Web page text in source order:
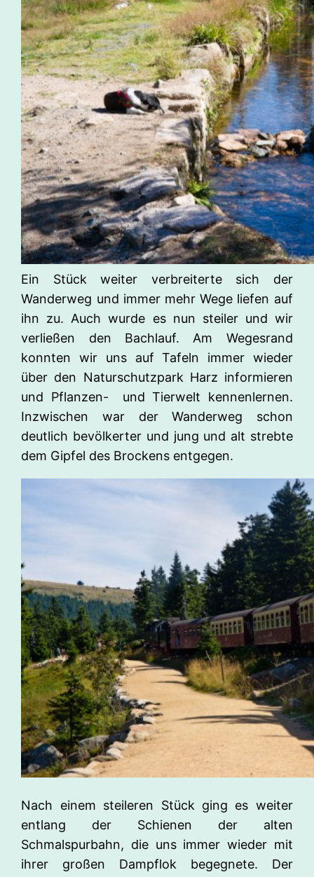
Ein Stück weiter verbreiterte sich der
Wanderweg und immer mehr Wege liefen auf
ihn zu. Auch wurde es nun steiler und wir
verließen den Bachlauf. Am Wegesrand
konnten wir uns auf Tafeln immer wieder
über den Naturschutzpark Harz informieren
und Pflanzen- und Tierwelt kennenlernen.
Inzwischen war der Wanderweg schon
deutlich bevölkerter und jung und alt strebte
dem Gipfel des Brockens entgegen.
Nach einem steileren Stück ging es weiter
entlang der Schienen der alten
Schmalspurbahn, die uns immer wieder mit
ihrer großen Dampflok begegnete. Der